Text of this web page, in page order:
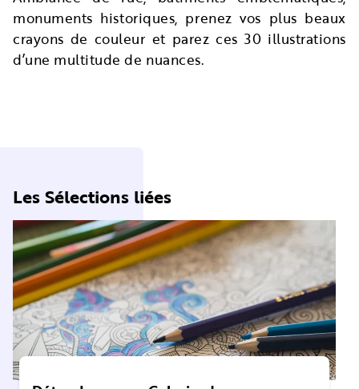
monuments historiques, prenez vos plus beaux
crayons de couleur et parez ces 30 illustrations
d’une multitude de nuances.
Les Sélections liées